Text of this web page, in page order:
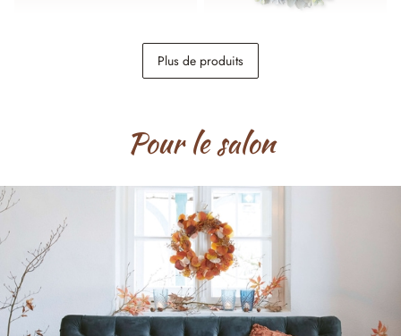
Couronne Deinze
Plus de produits
Pour le salon